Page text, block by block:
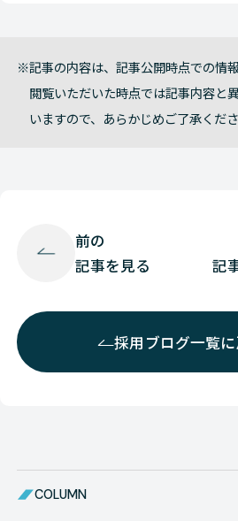
記事の内容は、記事公開時点での情報
閲覧いただいた時点では記事内容と
いますので、あらかじめご了承くださ
前の
記事を見る
採用ブログ一覧
記
COLUMN